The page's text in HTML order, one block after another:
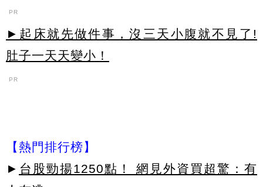
PR
►起床就先做件事，沒三天小腹就不見了!
肚子一天天變小！
PR
【熱門排行榜】
► 台股勁揚1250點！ 網見外資買超驚：有